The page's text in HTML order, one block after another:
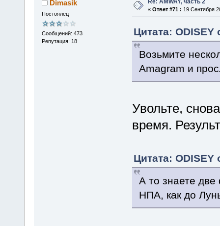
Dimasik
Постоялец
Сообщений: 473
Репутация: 18
Re: AMWAY, часть 2
« Ответ #71 : 19 Сентября
Цитата: ODISEY
Возьмите
Amagram и
Увольте,
время.
Цитата: ODISEY
А то знаете
НПА, как до